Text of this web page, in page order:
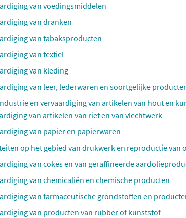
van voedingsmiddelen
van dranken
van tabaksproducten
van textiel
van kleding
van leer, lederwaren en soortgelijke
en vervaardiging van artikelen van hout en
van artikelen van riet en van vlechtwerk
van papier en papierwaren
op het gebied van drukwerk en reproductie van
van cokes en van geraffineerde
van chemicaliën en chemische producten
van farmaceutische grondstoffen en
van producten van rubber of kunststof